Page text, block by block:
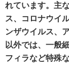
れています。主
ス、コロナウイ
ンザウイルス、
以外では、一般
フィラなど特殊